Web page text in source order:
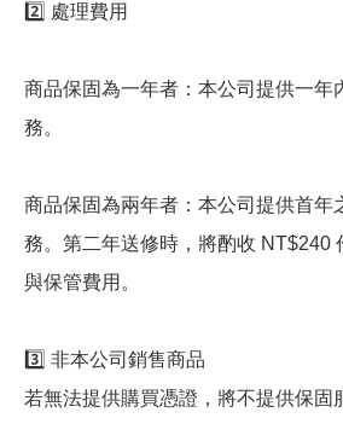
2️⃣ 處理費用
商品保固為一年者：本公司提供一年
務。
商品保固為兩年者：本公司提供首年
務。第二年送修時，將酌收 NT$240
與保管費用。
3️⃣ 非本公司銷售商品
若無法提供購買憑證，將不提供保固